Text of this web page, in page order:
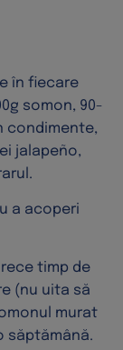
în fiecare
somon, 90-
condimente,
jalapeño,
a acoperi
timp de
(nu uita să
murat
săptămână.